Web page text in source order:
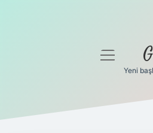
Gizlilik Politikası
menüyü
Yeni